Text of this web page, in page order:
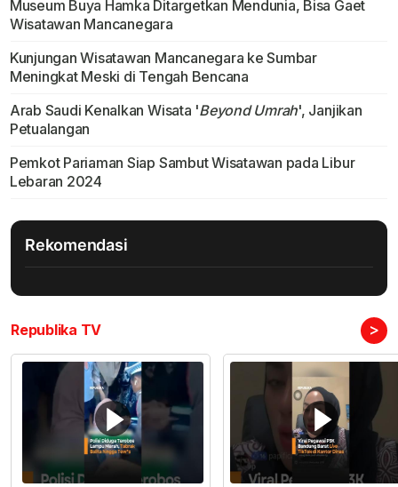
Museum Buya Hamka Ditargetkan Mendunia, Bisa Gaet
Wisatawan Mancanegara
Kunjungan Wisatawan Mancanegara ke Sumbar
Meningkat Meski di Tengah Bencana
Arab Saudi Kenalkan Wisata 'Beyond Umrah', Janjikan
Petualangan
Pemkot Pariaman Siap Sambut Wisatawan pada Libur
Lebaran 2024
Rekomendasi
Republika TV >